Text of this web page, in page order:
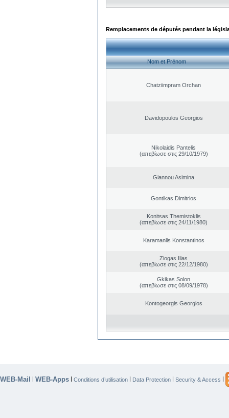
Remplacements de députés pendant la
Nom et Prénom
Chatziimpram Orchan
Davidopoulos Georgios
Nikolaidis Pantelis
(απεβίωσε στις 29/10/1979)
Giannou Asimina
Gontikas Dimitrios
Konitsas Themistoklis
(απεβίωσε στις 24/11/1980)
Karamanlis Konstantinos
Ziogas Ilias
(απεβίωσε στις 22/12/1980)
Gkikas Solon
(απεβίωσε στις 08/09/1978)
Kontogeorgis Georgios
WEB-Mail | WEB-Apps | Conditions d’utilisation | Data Protection | Security & Access |